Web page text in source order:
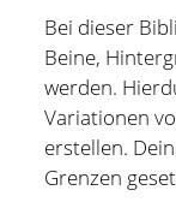
Beruflich
HMI-Design,
und bin zur
(PMT) im
GmbH
In meiner
Bei dieser
Beine,
werden.
Variationen
erstellen.
Grenzen